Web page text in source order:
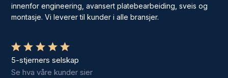
innenfor engineering, avansert platebearbeiding, sveis og
montasje. Vi leverer til kunder i alle bransjer.
5-stjerners selskap
Se hva våre kunder sier